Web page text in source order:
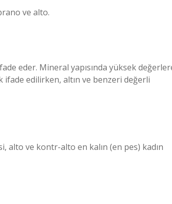
ve alto.
eder. Mineral yapısında yüksek
ifade edilirken, altın ve benzeri değerli
alto ve kontr-alto en kalın (en pes) kadın